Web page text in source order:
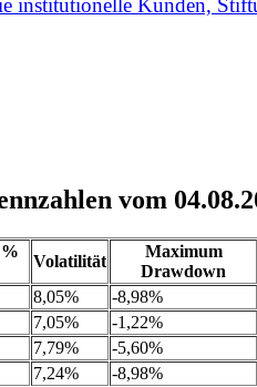
institutionelle Kunden,
vom
Volatilität
Maximum
Drawdown
8,05%
-8,98%
7,05%
-1,22%
7,79%
-5,60%
7,24%
-8,98%